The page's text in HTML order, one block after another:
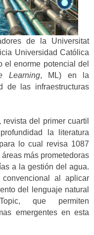
de la Universitat
Universidad Católica
el enorme potencial del
Learning, ML) en la
de las infraestructuras
revista del primer cuartil
la literatura
lo cual revisa 1087
más prometedoras
a la gestión del agua.
al aplicar
del lenguaje natural
que permiten
emergentes en esta